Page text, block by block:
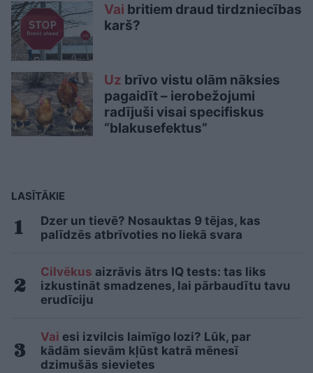
Vai britiem draud tirdzniecības
karš?
Uz brīvo vistu olām nāksies
pagaidīt – ierobežojumi
radījuši visai specifiskus
“blakusefektus”
LASĪTĀKIE
Dzer un tievē? Nosauktas 9 tējas, kas
palīdzēs atbrīvoties no liekā svara
Cilvēkus aizrāvis ātrs IQ tests: tas liks
izkustināt smadzenes, lai pārbaudītu tavu
erudīciju
Vai esi izvilcis laimīgo lozi? Lūk, par
kādām sievām kļūst katrā mēnesī
dzimušās sievietes